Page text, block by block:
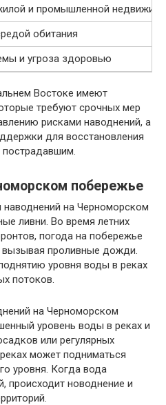
и промышленной
обитания
и угроза здоровью
Востоке имеют
требуют срочных мер
рисками наводнений, а
для восстановления
побережье
на Черноморском
ливни. Во время летних
погода на побережье
вызывая проливные дожди.
уровня воды в реках
потоков.
на Черноморском
уровень воды в реках и
или регулярных
может подниматься
уровня. Когда вода
происходит новоднение и